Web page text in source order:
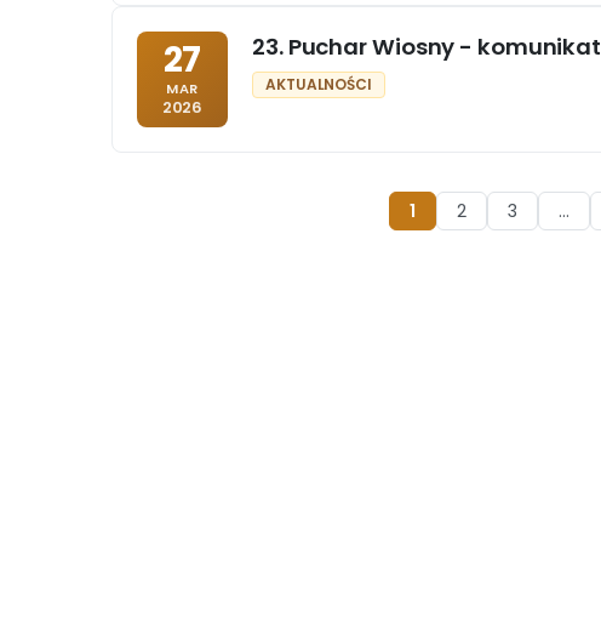
27
MAR
2026
23. Puchar Wiosny - komunikat
AKTUALNOŚCI
1 2 3 …